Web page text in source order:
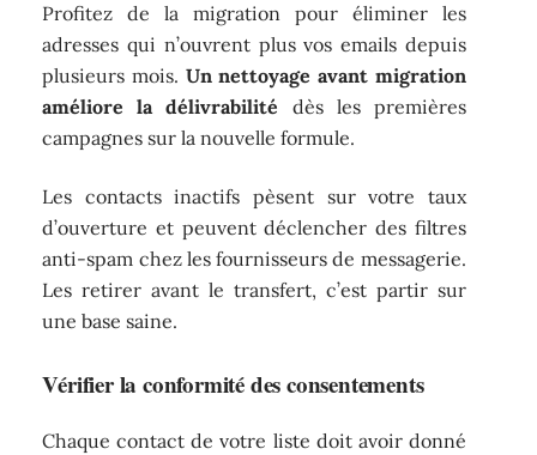
Profitez de la migration pour éliminer les
adresses qui n’ouvrent plus vos emails depuis
plusieurs mois. Un nettoyage avant migration
améliore la délivrabilité dès les premières
campagnes sur la nouvelle formule.
Les contacts inactifs pèsent sur votre taux
d’ouverture et peuvent déclencher des filtres
anti-spam chez les fournisseurs de messagerie.
Les retirer avant le transfert, c’est partir sur
une base saine.
Vérifier la conformité des consentements
Chaque contact de votre liste doit avoir donné